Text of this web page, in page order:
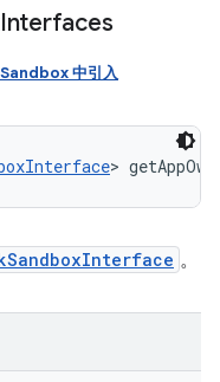
Interfaces
中引入
>
。